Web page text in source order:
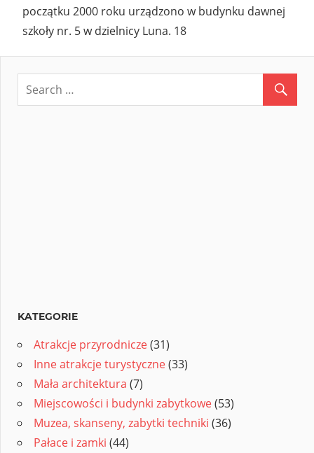
początku 2000 roku urządzono w budynku dawnej
szkoły nr. 5 w dzielnicy Luna. 18
KATEGORIE
Atrakcje przyrodnicze(31)
Inne atrakcje turystyczne(33)
Mała architektura (7)
Miejscowości i budynki zabytkowe(53)
Muzea, skanseny, zabytki techniki (36)
Pałace i zamki (44)